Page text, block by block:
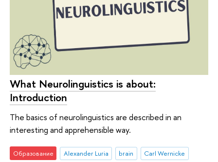
What Neurolinguistics is about:
Introduction
The basics of neurolinguistics are described in an
interesting and apprehensible way.
Образование Alexander Luria brain
Carl Wernicke